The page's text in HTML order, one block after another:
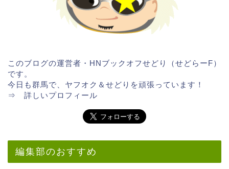
このブログの運営者・HNブックオフせどり（せどらーF）
です。
今日も群馬で、ヤフオク＆せどりを頑張っています！
⇒ 詳しいプロフィール
編集部のおすすめ